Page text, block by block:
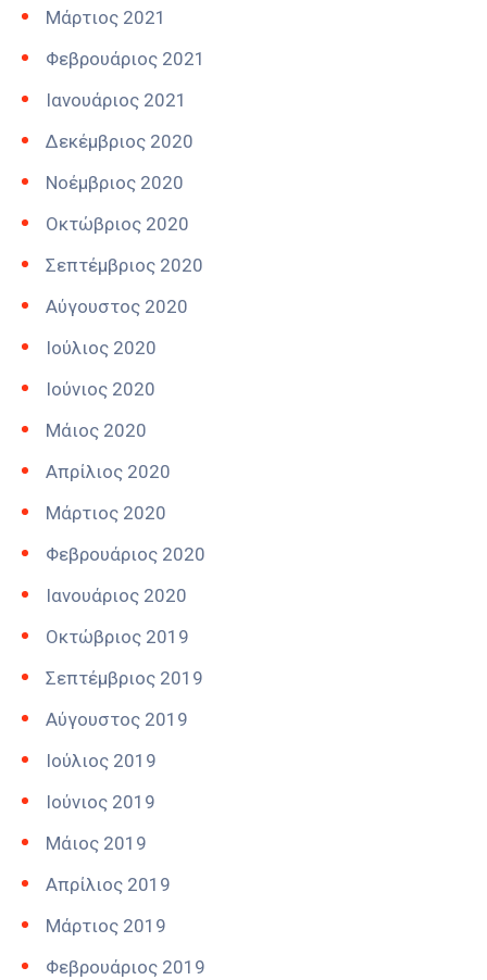
Μάρτιος 2021
Φεβρουάριος 2021
Ιανουάριος 2021
Δεκέμβριος 2020
Νοέμβριος 2020
Οκτώβριος 2020
Σεπτέμβριος 2020
Αύγουστος 2020
Ιούλιος 2020
Ιούνιος 2020
Μάιος 2020
Απρίλιος 2020
Μάρτιος 2020
Φεβρουάριος 2020
Ιανουάριος 2020
Οκτώβριος 2019
Σεπτέμβριος 2019
Αύγουστος 2019
Ιούλιος 2019
Ιούνιος 2019
Μάιος 2019
Απρίλιος 2019
Μάρτιος 2019
Φεβρουάριος 2019